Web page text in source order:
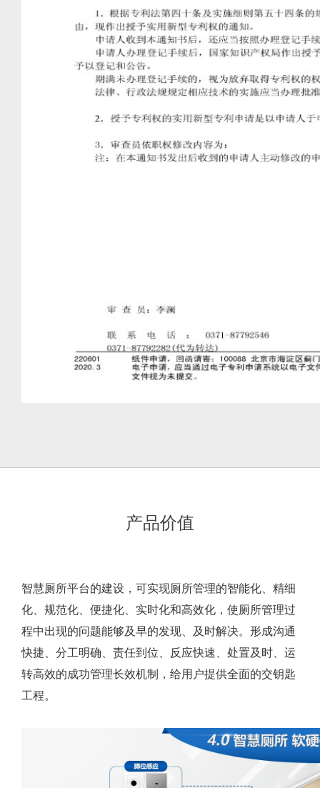
产品价值
智慧厕所平台的建设，可实现厕所管理的智能化、精细
化、规范化、便捷化、实时化和高效化，使厕所管理过
程中出现的问题能够及早的发现、及时解决。形成沟通
快捷、分工明确、责任到位、反应快速、处置及时、运
转高效的成功管理长效机制，给用户提供全面的交钥匙
工程。